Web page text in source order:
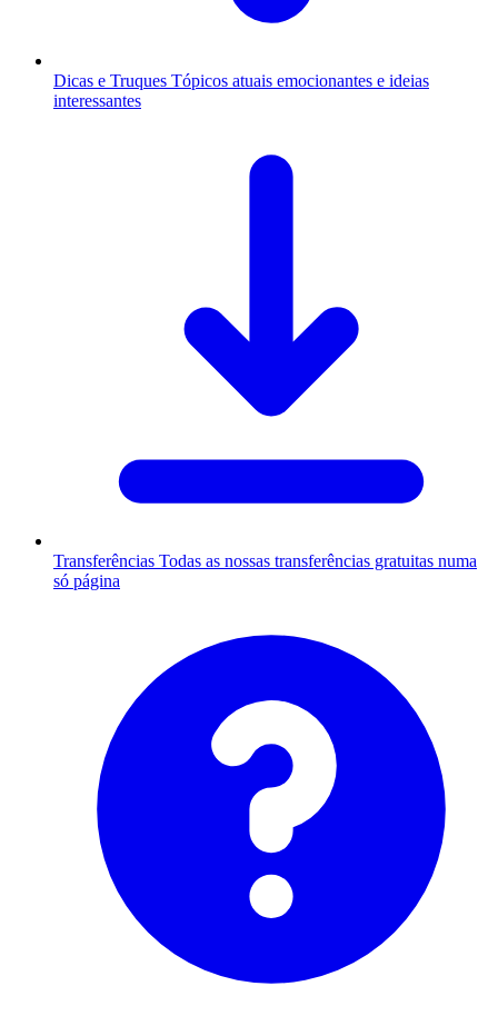
Dicas e Truques Tópicos atuais emocionantes e ideias
interessantes
Transferências Todas as nossas transferências gratuitas numa
só página